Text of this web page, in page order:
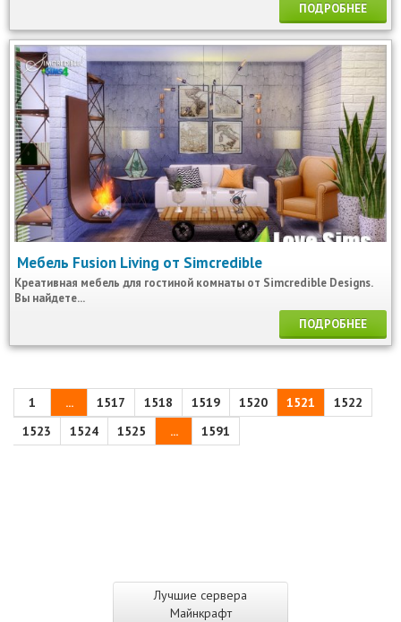
Лучшие сервера
Майнкрафт
ПОДРОБНЕЕ
Мебель Fusion Living от Simcredible
Креативная мебель для гостиной комнаты от Simcredible Designs.
Вы найдете...
ПОДРОБНЕЕ
1 ... 1517 1518 1519 1520 1521
1522
1523
1524 1525 ... 1591